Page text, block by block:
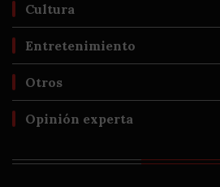
Cultura
Entretenimiento
Otros
Opinión experta